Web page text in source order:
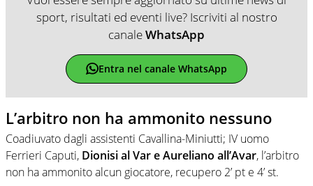
sport, risultati ed eventi live? Iscriviti al nostro
canaleWhatsApp
Entra nel canale WhatsApp
L’arbitro non ha ammonito nessuno
Coadiuvato dagli assistenti Cavallina-Miniutti; IV uomo
Ferrieri Caputi, Dionisi al Var e Aureliano all’Avar, l’arbitro
non ha ammonito alcun giocatore, recupero 2’ pt e 4’ st.